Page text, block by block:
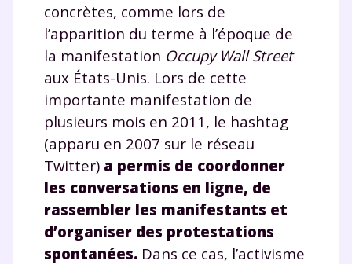
concrètes, comme lors de
l’apparition du terme à l’époque de
la manifestation Occupy Wall Street
aux États-Unis. Lors de cette
importante manifestation de
plusieurs mois en 2011, le hashtag
(apparu en 2007 sur le réseau
Twitter) a permis de coordonner
les conversations en ligne, de
rassembler les manifestants et
d’organiser des protestations
spontanées. Dans ce cas, l’activisme